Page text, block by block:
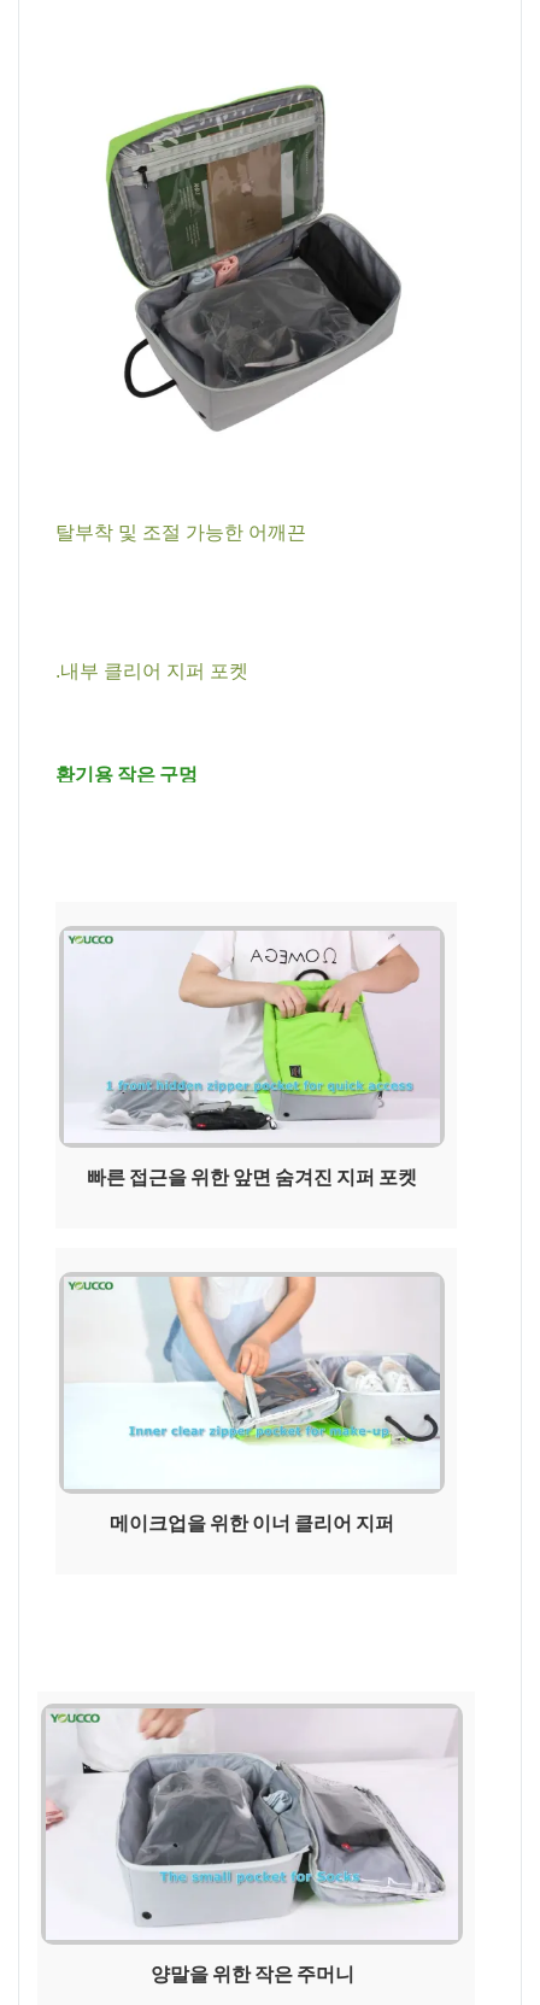
탈부착 및 조절 가능한 어깨끈
.내부 클리어 지퍼 포켓
환기용 작은 구멍
빠른 접근을 위한 앞면 숨겨진 지퍼 포켓
메이크업을 위한 이너 클리어 지퍼
양말을 위한 작은 주머니